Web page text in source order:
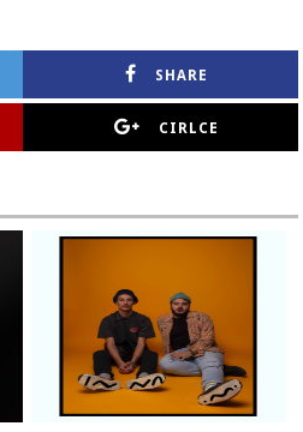
SHARE
CIRLCE